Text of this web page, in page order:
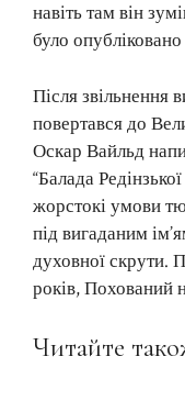
навіть там він
було
Після звільнення
повертався до
Оскар Вайльд
“Балада
жорстокі умови
під вигаданим
духовної скрути.
років, Похований
Читайте